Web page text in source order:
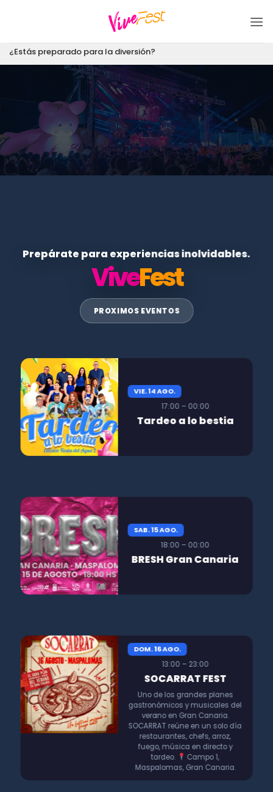
¿Estás preparado para la diversión?
Prepárate para experiencias inolvidables.
ViveFest
PROXIMOS EVENTOS
VIE. 14 AGO.
17:00 – 00:00
Tardeo a lo bestia
SAB. 15 AGO.
18:00 – 00:00
BRESH Gran Canaria
DOM. 16 AGO.
13:00 – 23:00
SOCARRAT FEST
Uno de los grandes planes
gastronómicos y musicales del
verano en Gran Canaria.
SOCARRAT reúne en un solo día
restaurantes, chefs, arroz,
fuego, música en directo y
tardeo.
Campo 1,
Maspalomas, Gran Canaria.